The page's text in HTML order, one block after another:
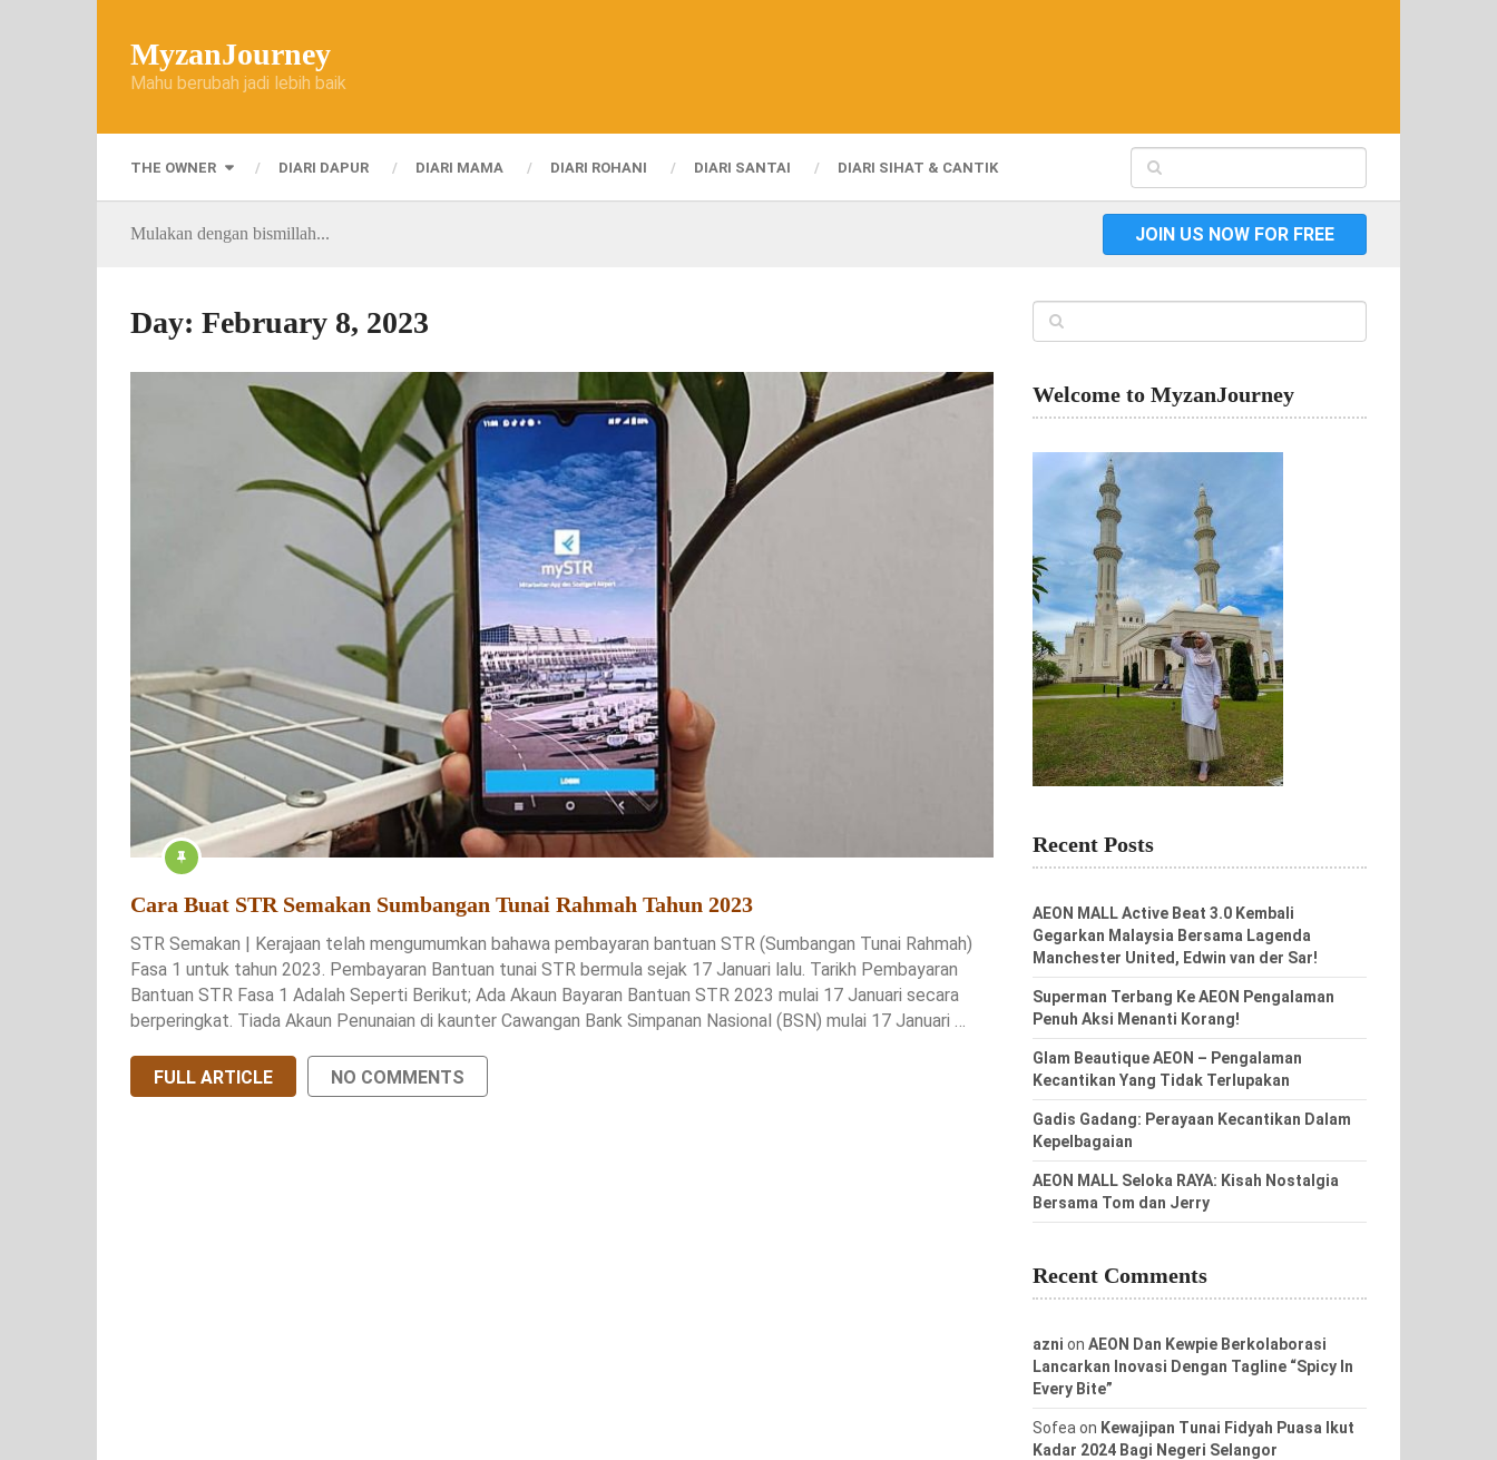
MyzanJourney
Mahu berubah jadi lebih baik
THE OWNER DIARI DAPUR DIARI MAMA DIARI ROHANI DIARI SANTAI DIARI SIHAT & CANTIK
Mulakan dengan bismillah... JOIN US NOW FOR FREE
Day: February 8, 2023
Cara Buat STR Semakan Sumbangan Tunai Rahmah Tahun 2023
STR Semakan | Kerajaan telah mengumumkan bahawa pembayaran bantuan STR (Sumbangan Tunai Rahmah)
Fasa 1 untuk tahun 2023. Pembayaran Bantuan tunai STR bermula sejak 17 Januari lalu. Tarikh Pembayaran
Bantuan STR Fasa 1 Adalah Seperti Berikut; Ada Akaun Bayaran Bantuan STR 2023 mulai 17 Januari secara
berperingkat. Tiada Akaun Penunaian di kaunter Cawangan Bank Simpanan Nasional (BSN) mulai 17 Januari …
FULL ARTICLE NO COMMENTS
Welcome to MyzanJourney
Recent Posts
AEON MALL Active Beat 3.0 Kembali
Gegarkan Malaysia Bersama Lagenda
Manchester United, Edwin van der Sar!
Superman Terbang Ke AEON Pengalaman
Penuh Aksi Menanti Korang!
Glam Beautique AEON – Pengalaman
Kecantikan Yang Tidak Terlupakan
Gadis Gadang: Perayaan Kecantikan Dalam
Kepelbagaian
AEON MALL Seloka RAYA: Kisah Nostalgia
Bersama Tom dan Jerry
Recent Comments
azni on AEON Dan Kewpie Berkolaborasi
Lancarkan Inovasi Dengan Tagline “Spicy In
Every Bite”
Sofea on Kewajipan Tunai Fidyah Puasa Ikut
Kadar 2024 Bagi Negeri Selangor